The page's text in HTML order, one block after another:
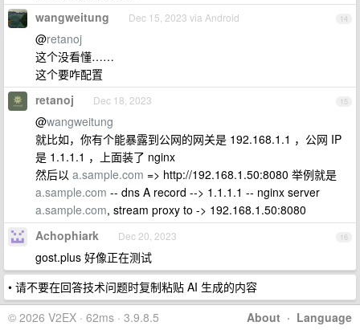
14
wangweitung Dec 15, 2023 via Android
@retanoj
这个没看懂……
这个要咋配置
15
retanoj Dec 18, 2023
@wangweitung
就比如，你有个能暴露到公网的网关是 192.168.1.1 ，公网 IP
是 1.1.1.1 ，上面装了 nginx
然后以 a.sample.com => http://192.168.1.50:8080 举例就是
a.sample.com -- dns A record --> 1.1.1.1 -- nginx server
a.sample.com, stream proxy to -> 192.168.1.50:8080
16
Achophiark Dec 20, 2023
gost.plus 好像正在测试
• 请不要在回答技术问题时复制粘贴 AI 生成的内容
About · Language
© 2026 V2EX · 62ms · 3.9.8.5